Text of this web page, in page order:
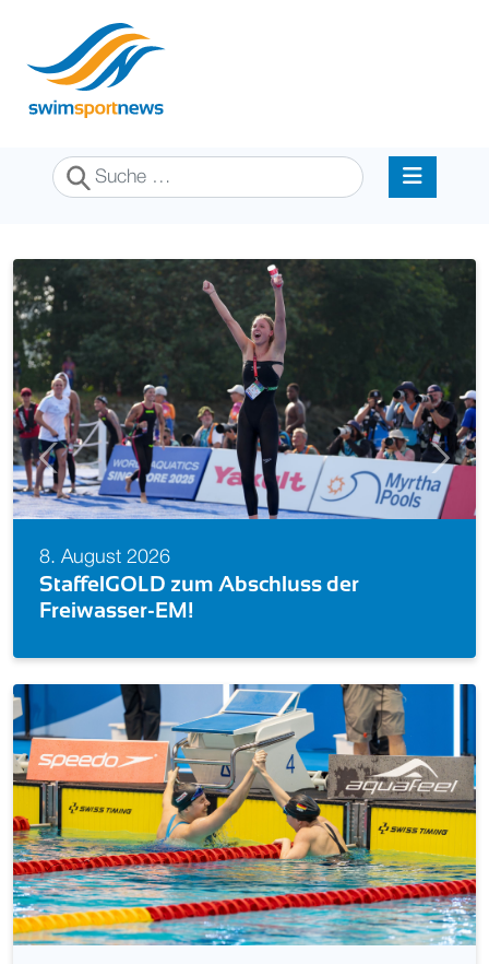
Suchen
8. August 2026
Schwimm-EM 2026: Alle deutschen
Starts (Becken)
Previous Next